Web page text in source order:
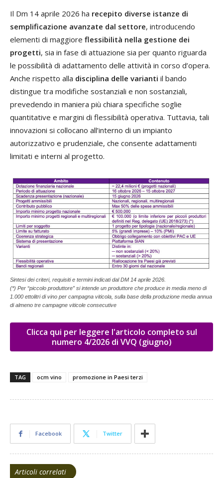
Il Dm 14 aprile 2026 ha recepito diverse istanze di
semplificazione avanzate dal settore, introducendo
elementi di maggiore flessibilità nella gestione dei
progetti, sia in fase di attuazione sia per quanto riguarda
le possibilità di adattamento delle attività in corso d’opera.
Anche rispetto alla disciplina delle varianti il bando
distingue tra modifiche sostanziali e non sostanziali,
prevedendo in maniera più chiara specifiche soglie
quantitative e margini di flessibilità operativa. Tuttavia, tali
innovazioni si collocano all’interno di un impianto
autorizzativo e prudenziale, che consente adattamenti
limitati e interni al progetto.
Sintesi dei criteri, requisiti e termini indicati dal DM 14 aprile 2026.
(*) Per “piccolo produttore” si intende un produttore che produce in media meno di
1.000 ettolitri di vino per campagna viticola, sulla base della produzione media annua
di almeno tre campagne viticole consecutive
Clicca qui per leggere l'articolo completo sul
numero 4/2026 di VVQ (giugno)
TAG ocm vino promozione in Paesi terzi
Facebook Twitter
Articoli correlati